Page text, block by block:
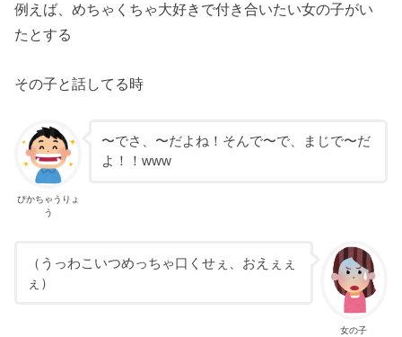
例えば、めちゃくちゃ大好きで付き合いたい女の子がい
たとする
その子と話してる時
ぴかちゃうりょ
う
〜でさ、〜だよね！そんで〜で、まじで〜だ
よ！！www
女の子
（うっわこいつめっちゃ口くせぇ、おえぇぇ
ぇ）